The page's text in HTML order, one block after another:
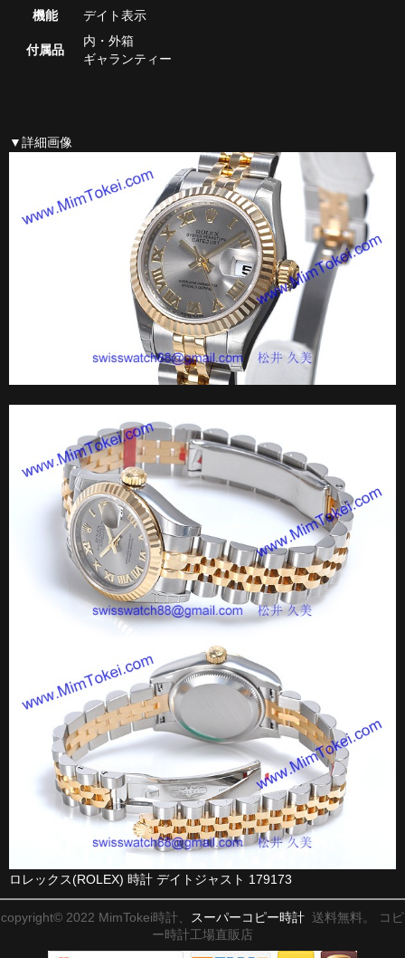
機能 デイト表示
付属品
内・外箱
ギャランティー
▼詳細画像
ロレックス(ROLEX) 時計 デイトジャスト 179173
copyright© 2022 MimTokei時計、 スーパーコピー時計 送料無料。 コピ
ー時計工場直販店